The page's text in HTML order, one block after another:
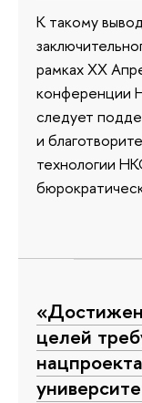
К такому
рамках XX
конференции
следует
и
технологии
целей